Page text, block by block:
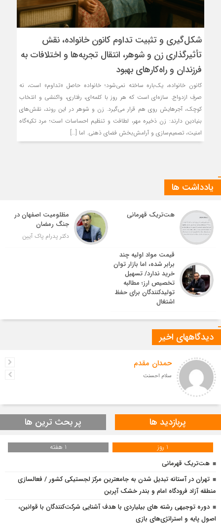
شکل‌گیری و تثبیت تداوم کانون خانواده، نقش
تأثیرگذاری زن و شوهر، انتقال تجربه‌ها و اختلافات به
فرزندان و راه‌کارهای بهبود
کانون خانواده، یک‌باره ساخته نمی‌شود؛ خانواده حاصل «تداوم» است، نه
صرفِ ازدواج. سازه‌ای است که هر روز با کلمه‌ای، رفتاری، واکنشی و انتخاب
کوچک، آجرهایش روی هم قرار می‌گیرد. زن و شوهر در این روند، نقش‌های
بنیادین دارند: زن ذخیره مهر، لطافت و تنظیم احساسات است؛ مرد تکیه‌گاه
امنیت، تصمیم‌سازی و آرامش‌بخش فضای ذهنی. اما […]
یادداشت ها
هت‌تریک قهرمانی
مظلومیت اصفهان در
جنگ رمضان
دکتر پدرام پاک آیین
قیمت مواد اولیه چند
برابر شده، اما بازار توان
خرید ندارد/ تسهیل
تخصیص ارز؛ مطالبه
تولیدکنندگان برای حفظ
اشتغال
دیدگاههای اخیر
حمدان مقدم
سلام احسنت
پربازدید ها پر بحث ترین ها
1 روز
1 هفته
هت‌تریک قهرمانی
تهران در آستانه تبدیل شدن به جامعترین مرکز لجستیکی کشور / فعالسازی
منطقه آزاد فرودگاه امام و بندر خشک آپرین
دوره توجیهی رشته های بیلیاردی با هدف آشنایی شرکت‌کنندگان با قوانین،
اصول پایه و استراتژی‌های بازی